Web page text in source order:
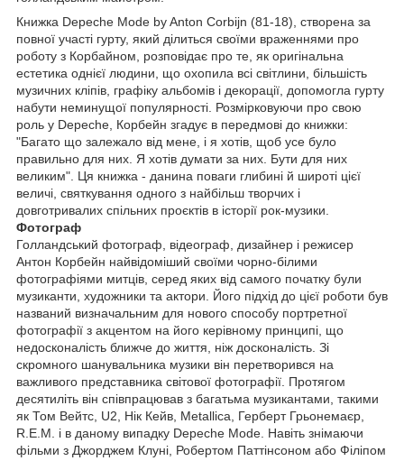
Книжка Depeche Mode by Anton Corbijn (81-18), створена за
повної участі гурту, який ділиться своїми враженнями про
роботу з Корбайном, розповідає про те, як оригінальна
естетика однієї людини, що охопила всі світлини, більшість
музичних кліпів, графіку альбомів і декорації, допомогла гурту
набути неминущої популярності. Розмірковуючи про свою
роль у Depeche, Корбейн згадує в передмові до книжки:
"Багато що залежало від мене, і я хотів, щоб усе було
правильно для них. Я хотів думати за них. Бути для них
великим". Ця книжка - данина поваги глибині й широті цієї
величі, святкування одного з найбільш творчих і
довготривалих спільних проєктів в історії рок-музики.
Фотограф
Голландський фотограф, відеограф, дизайнер і режисер
Антон Корбейн найвідоміший своїми чорно-білими
фотографіями митців, серед яких від самого початку були
музиканти, художники та актори. Його підхід до цієї роботи був
названий визначальним для нового способу портретної
фотографії з акцентом на його керівному принципі, що
недосконалість ближче до життя, ніж досконалість. Зі
скромного шанувальника музики він перетворився на
важливого представника світової фотографії. Протягом
десятиліть він співпрацював з багатьма музикантами, такими
як Том Вейтс, U2, Нік Кейв, Metallica, Герберт Грьонемаєр,
R.E.M. і в даному випадку Depeche Mode. Навіть знімаючи
фільми з Джорджем Клуні, Робертом Паттінсоном або Філіпом